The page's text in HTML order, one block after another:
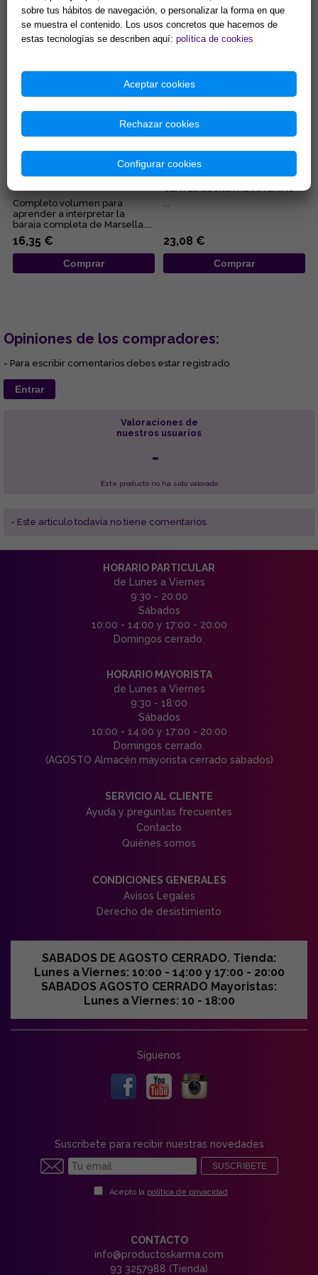
del pleito, de la salud... Éstas...
15,38 €
Comprar
diferentes disciplinas
esotérica...
9,62 €
Comprar
EL TAROT DE MARSELLA, AL
DESCUBIERTO
Completo volumen para
aprender a interpretar la
baraja completa de Marsella....
16,35 €
Comprar
TAROT DE MARSELLA:
SIMBOLOGÍA DINÁMICA Y
23,08 €
Comprar
Opiniones de los compradores:
- Para escribir comentarios debes estar registrado.
Entrar
Valoraciones de
nuestros usuarios
-
Este producto no ha sido valorado
- Este articulo todavía no tiene comentarios.
HORARIO PARTICULAR
de Lunes a Viernes
9:30 - 20:00
Sábados
10:00 - 14:00 y 17:00 - 20:00
Domingos cerrado.
HORARIO MAYORISTA
de Lunes a Viernes
9:30 - 18:00
Sábados
10:00 - 14:00 y 17:00 - 20:00
Domingos cerrado.
(AGOSTO Almacén mayorista cerrado sábados)
SERVICIO AL CLIENTE
Ayuda y preguntas frecuentes
Contacto
Quiénes somos
CONDICIONES GENERALES
Avisos Legales
Derecho de desistimiento
SABADOS DE AGOSTO CERRADO. Tienda:
Lunes a Viernes: 10:00 - 14:00 y 17:00 - 20:00
SABADOS AGOSTO CERRADO Mayoristas:
Lunes a Viernes: 10 - 18:00
Síguenos
Suscríbete para recibir nuestras novedades
SUSCRIBETE
Acepto la política de privacidad
CONTACTO
info@productoskarma.com
93 3257988 (Tienda)
sobre tus hábitos de navegación, o personalizar la forma en que
se muestra el contenido. Los usos concretos que hacemos de
estas tecnologías se describen aquí: política de cookies
Aceptar cookies
Rechazar cookies
Configurar cookies